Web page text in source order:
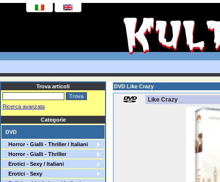
Trova articoli
Ricerca avanzata
Categorie
DVD
Horror - Gialli - Thriller / Italiani
Horror - Gialli - Thriller
Erotici - Sexy / Italiani
Erotici - Sexy
DVD Like Crazy
Like Crazy